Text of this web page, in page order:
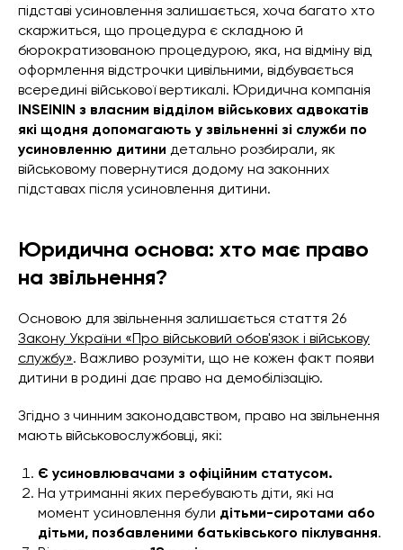
підставі усиновлення залишається, хоча багато хто
скаржиться, що процедура є складною й
бюрократизованою процедурою, яка, на відміну від
оформлення відстрочки цивільними, відбувається
всередині військової вертикалі. Юридична компанія
INSEININ з власним відділом військових адвокатів
які щодня допомагають у звільненні зі служби по
усиновленню дитини детально розбирали, як
військовому повернутися додому на законних
підставах після усиновлення дитини.
Юридична основа: хто має право
на звільнення?
Основою для звільнення залишається стаття 26
Закону України «Про військовий обов'язок і військову
службу». Важливо розуміти, що не кожен факт появи
дитини в родині дає право на демобілізацію.
Згідно з чинним законодавством, право на звільнення
мають військовослужбовці, які:
Є усиновлювачами з офіційним статусом.
На утриманні яких перебувають діти, які на
момент усиновлення були дітьми-сиротами або
дітьми, позбавленими батьківського піклування.